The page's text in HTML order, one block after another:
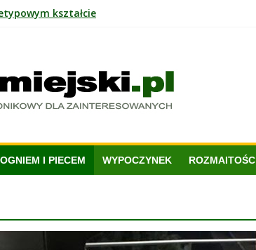
kształcie
praktyczne rozwiązanie?
wnętrzu?
ekologia mogą iść w parze?
OGNIEM I PIECEM WYPOCZYNEK